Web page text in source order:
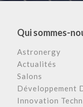
Qui sommes-
Astronergy
Actualités
Salons
Développement
Innovation